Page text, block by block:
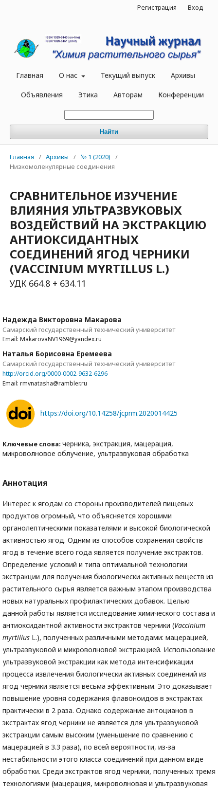
Главная О нас Текущий выпуск Архивы
Объявления Этика Авторам Конференции
Найти
Регистрация Вход
Главная / Архивы / № 1 (2020)
/
Низкомолекулярные соединения
СРАВНИТЕЛЬНОЕ ИЗУЧЕНИЕ
ВЛИЯНИЯ УЛЬТРАЗВУКОВЫХ
ВОЗДЕЙСТВИЙ НА ЭКСТРАКЦИЮ
АНТИОКСИДАНТНЫХ
СОЕДИНЕНИЙ ЯГОД ЧЕРНИКИ
(VACCINIUM MYRTILLUS L.)
УДК 664.8 + 634.11
Надежда Викторовна Макарова
Самарский государственный технический университет
Email: MakarovaNV1969@yandex.ru
Наталья Борисовна Еремеева
Самарский государственный технический университет
http://orcid.org/0000-0002-9632-6296
Email: rmvnatasha@rambler.ru
https://doi.org/10.14258/jcprm.2020014425
Ключевые слова: черника, экстракция, мацерация,
микроволновое облучение, ультразвуковая обработка
Аннотация
Интерес к ягодам со стороны производителей пищевых
продуктов огромный, что объясняется хорошими
органолептическими показателями и высокой биологической
активностью ягод. Одним из способов сохранения свойств
ягод в течение всего года является получение экстрактов.
Определение условий и типа оптимальной технологии
экстракции для получения биологически активных веществ из
растительного сырья является важным этапом производства
новых натуральных профилактических добавок. Целью
данной работы является исследование химического состава и
антиоксидантной активности экстрактов черники (Vaccinium
myrtillus L.), полученных различными методами: мацерацией,
ультразвуковой и микроволновой экстракцией. Использование
ультразвуковой экстракции как метода интенсификации
процесса извлечения биологически активных соединений из
ягод черники является весьма эффективным. Это доказывает
повышение уровня содержания флавоноидов в экстрактах
практически в 2 раза. Однако содержание антоцианов в
экстрактах ягод черники не является для ультразвуковой
экстракции самым высоким (уменьшение по сравнению с
мацерацией в 3.3 раза), по всей вероятности, из-за
нестабильности этого класса соединений при данном виде
обработки. Среди экстрактов ягод черники, полученных тремя
технологиями (мацерация, микроволновая и ультразвуковая